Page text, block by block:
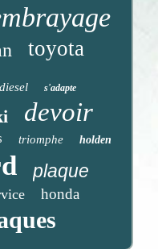
toyota
diesel s'adapte
devoir
triomphe holden
plaque
honda